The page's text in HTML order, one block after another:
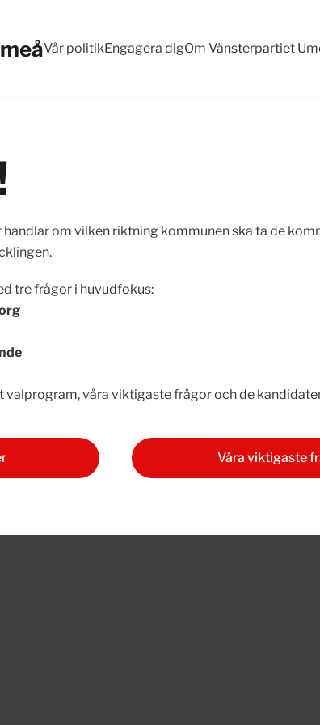
Vår politikEngagera digOm Vänsterpartiet
handlar om vilken riktning kommunen ska ta de
tre frågor i huvudfokus:
valprogram, våra viktigaste frågor och de
Våra viktigaste